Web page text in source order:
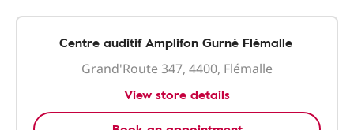
Centre auditif Amplifon Gurné Flémalle
Grand'Route 347, 4400, Flémalle
View store details